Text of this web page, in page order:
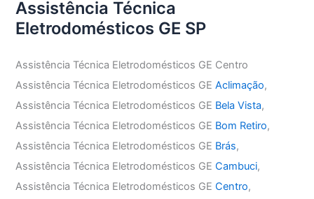
Assistência Técnica
Eletrodomésticos GE SP
Assistência Técnica Eletrodomésticos GE Centro
Assistência Técnica Eletrodomésticos GEAclimação,
Assistência Técnica Eletrodomésticos GE Bela Vista,
Assistência Técnica Eletrodomésticos GE Bom Retiro,
Assistência Técnica Eletrodomésticos GE Brás,
Assistência Técnica Eletrodomésticos GECambuci,
Assistência Técnica Eletrodomésticos GECentro,